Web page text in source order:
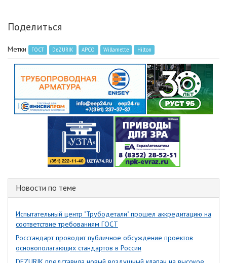
Поделиться
Метки ГОСТ DeZURIK APCO Willamette Hilton
Новости по теме
Испытательный центр "Трубодетали" прошел аккредитацию на
соответствие требованиям ГОСТ
Росстандарт проводит публичное обсуждение проектов
основополагающих стандартов в России